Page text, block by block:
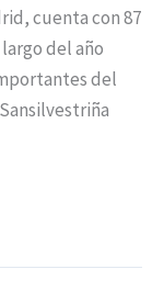
cuenta con 87
del año
del